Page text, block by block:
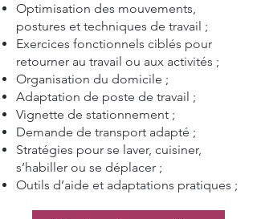
Optimisation des mouvements,
postures et techniques de travail ;
Exercices fonctionnels ciblés pour
retourner au travail ou aux activités ;
Organisation du domicile ;
Adaptation de poste de travail ;
Vignette de stationnement ;
Demande de transport adapté ;
Stratégies pour se laver, cuisiner,
s’habiller ou se déplacer ;
Outils d’aide et adaptations pratiques ;